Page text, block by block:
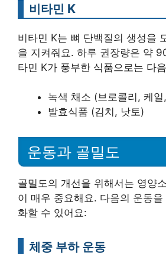
비타민 K
비타민 K는 뼈 단백질의 생성을
을 지켜줘요. 하루 권장량은 약
타민 K가 풍부한 식품으로는 다
녹색 채소 (브로콜리, 케
발효식품 (김치, 낫토)
운동과 골밀도
골밀도의 개선을 위해서는 영양
이 매우 중요해요. 다음의 운동
화할 수 있어요:
체중 부하 운동